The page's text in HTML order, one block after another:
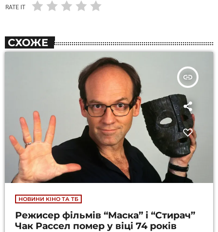
RATE IT
СХОЖЕ
insert_link
НОВИНИ КІНО ТА ТБ
Режисер фільмів “Маска” і “Стирач”
Чак Рассел помер у віці 74 років